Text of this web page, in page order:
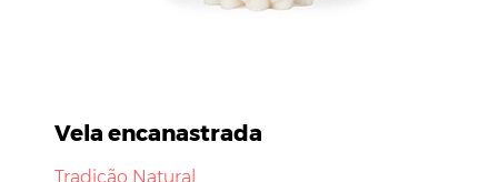
Vela encanastrada
Tradição Natural